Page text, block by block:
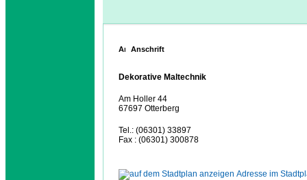
Anschrift
Dekorative Maltechnik
Am Holler 44
67697 Otterberg
Tel.: (06301) 33897
Fax : (06301) 300878
Adresse im